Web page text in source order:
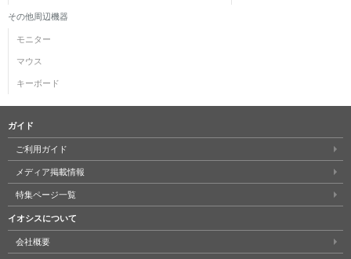
その他周辺機器
モニター
マウス
キーボード
ガイド
ご利用ガイド
メディア掲載情報
特集ページ一覧
イオシスについて
会社概要